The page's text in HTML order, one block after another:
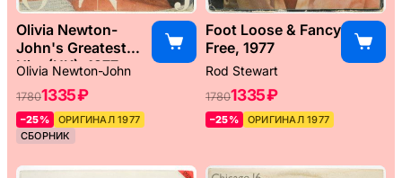
Olivia Newton-
John's Greatest
Hits (UK), 1977
Olivia Newton-John
17801335 ₽
–25%
ОРИГИНАЛ 1977
СБОРНИК
Foot Loose & Fancy
Free, 1977
Rod Stewart
17801335 ₽
–25% ОРИГИНАЛ 1977